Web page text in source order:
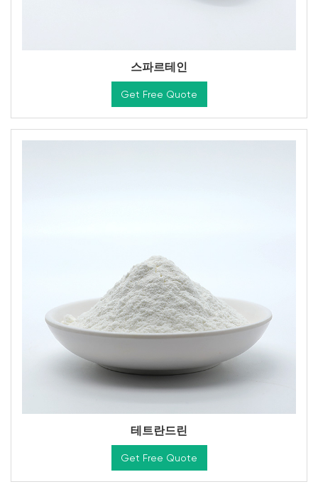
스파르테인
Get Free Quote
테트란드린
Get Free Quote